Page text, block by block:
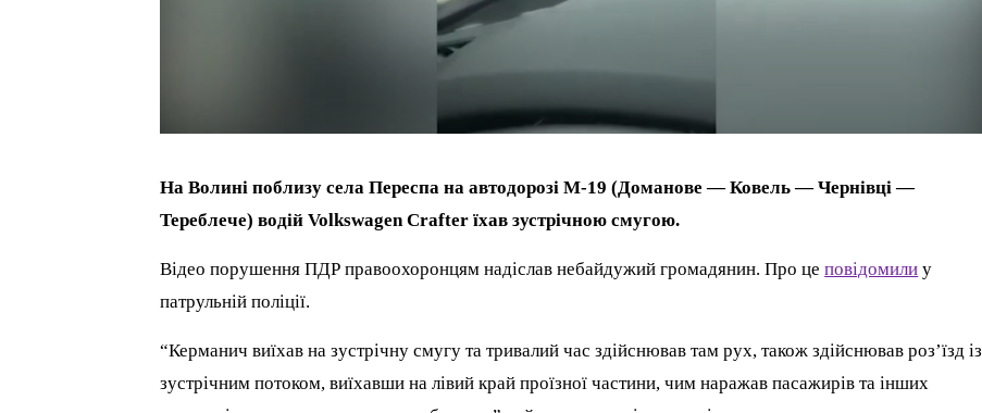
На Волині поблизу села Переспа на автодорозі М-19 (Доманове — Ковель — Чернівці —
Тереблече) водій Volkswagen Crafter їхав зустрічною смугою.
Відео порушення ПДР правоохоронцям надіслав небайдужий громадянин. Про цеповідомили у
патрульній поліції.
“Керманич виїхав на зустрічну смугу та тривалий час здійснював там рух, також здійснював роз’їзд із
зустрічним потоком, виїхавши на лівий край проїзної частини, чим наражав пасажирів та інших